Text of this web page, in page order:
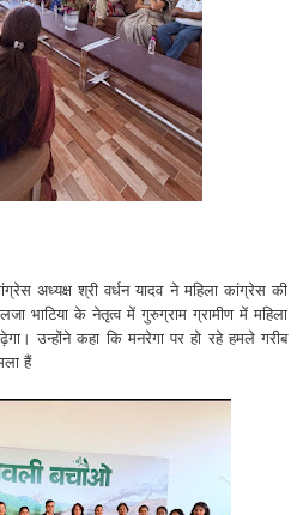
अध्यक्ष श्री वर्धन यादव ने महिला कांग्रेस की
भाटिया के नेतृत्व में गुरुग्राम ग्रामीण में महिला
उन्होंने कहा कि मनरेगा पर हो रहे हमले गरीब
हैं